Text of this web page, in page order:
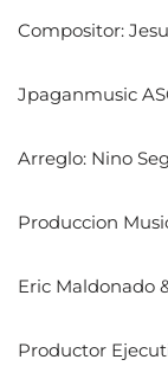
Compositor:
Jpaganmusic
Arreglo: Nino
Produccion
Eric Maldonado
Productor